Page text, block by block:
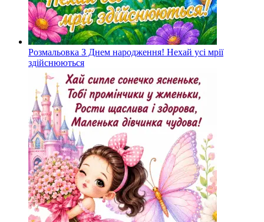
Розмальовка З Днем народження! Нехай усі мрії
здійснюються